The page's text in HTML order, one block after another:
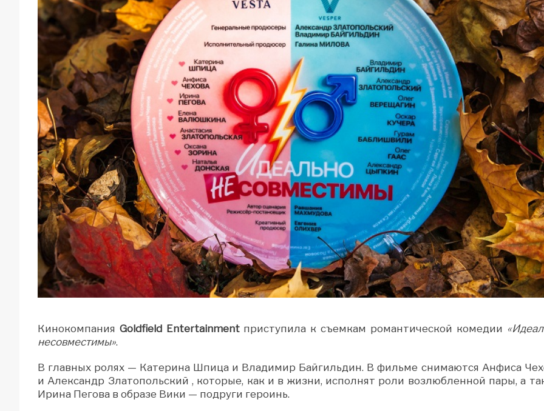
Кинокомпания Goldfield Entertainmentприступила к съемкам романтической комедии
несовместимы».
В главных ролях — Катерина Шпица и Владимир Байгильдин. В фильме снимаются Анфиса
и Александр Златопольский , которые, как и в жизни, исполнят роли возлюбленной пары, а
Ирина Пегова в образе Вики — подруги героинь.